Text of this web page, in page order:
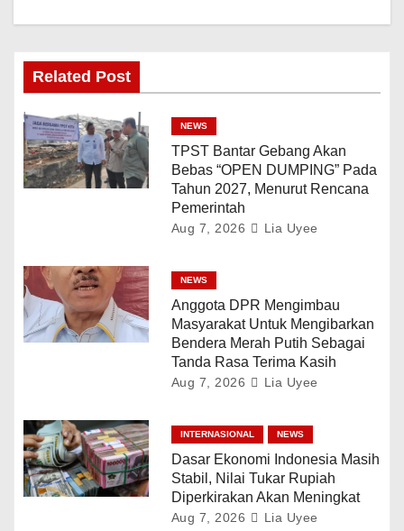
Related Post
NEWS
TPST Bantar Gebang Akan
Bebas “OPEN DUMPING” Pada
Tahun 2027, Menurut Rencana
Pemerintah
Aug 7, 2026 Lia Uyee
NEWS
Anggota DPR Mengimbau
Masyarakat Untuk Mengibarkan
Bendera Merah Putih Sebagai
Tanda Rasa Terima Kasih
Aug 7, 2026 Lia Uyee
INTERNASIONAL NEWS
Dasar Ekonomi Indonesia Masih
Stabil, Nilai Tukar Rupiah
Diperkirakan Akan Meningkat
Aug 7, 2026 Lia Uyee